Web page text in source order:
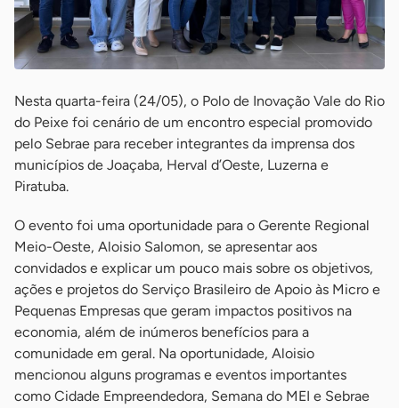
Nesta quarta-feira (24/05), o Polo de Inovação Vale do Rio
do Peixe foi cenário de um encontro especial promovido
pelo Sebrae para receber integrantes da imprensa dos
municípios de Joaçaba, Herval d’Oeste, Luzerna e
Piratuba.
O evento foi uma oportunidade para o Gerente Regional
Meio-Oeste, Aloisio Salomon, se apresentar aos
convidados e explicar um pouco mais sobre os objetivos,
ações e projetos do Serviço Brasileiro de Apoio às Micro e
Pequenas Empresas que geram impactos positivos na
economia, além de inúmeros benefícios para a
comunidade em geral. Na oportunidade, Aloisio
mencionou alguns programas e eventos importantes
como Cidade Empreendedora, Semana do MEI e Sebrae